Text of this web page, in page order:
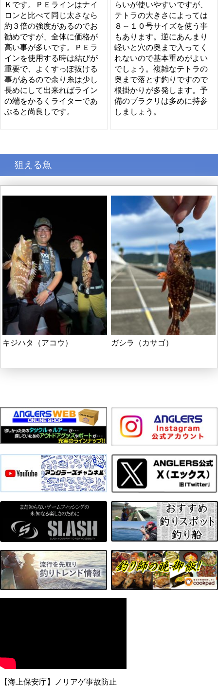
Ｋです。ＰＥラインはナイ
ロンと比べて同じ太さなら
約３倍の強度があるのでお
勧めですが、全体に価格が
高い事が多いです。ＰＥラ
インを使用する時は結びが
重要で、よくすっぽ抜ける
事があるので余り糸は少し
長めにして出来ればライン
の端をかるくライターであ
ぶると尚良しです。
らいが使いやすいですが、
テトラの大きさによっては
８～１０号サイズを使う事
もあります。逆にあんまり
軽いと穴の奥まで入ってく
れないので基本重めがよい
でしょう。複雑なテトラの
奥まで落とす釣りですので
根掛かりが多発します。予
備のブラクリは多めに持参
しましょう。
狙える魚
キジハタ（アコウ） ガシラ（カサゴ）
【海上保安庁】ノリアゲ事故防止